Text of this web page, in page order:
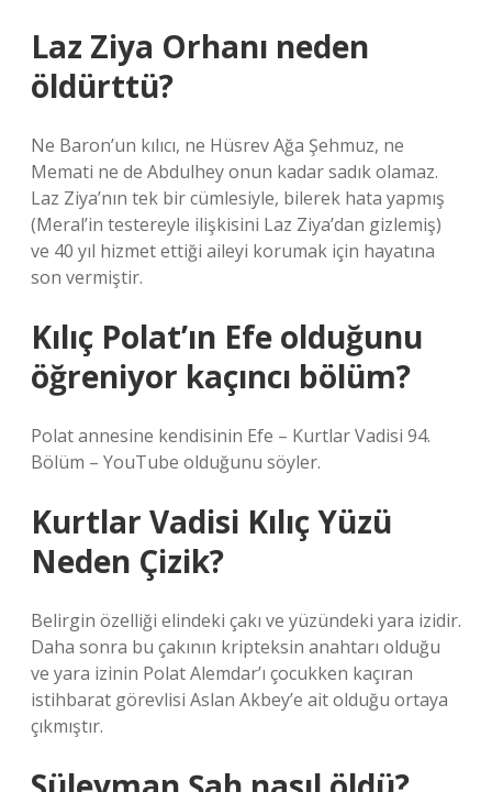
Laz Ziya Orhanı neden
öldürttü?
Ne Baron’un kılıcı, ne Hüsrev Ağa Şehmuz, ne
Memati ne de Abdulhey onun kadar sadık olamaz.
Laz Ziya’nın tek bir cümlesiyle, bilerek hata yapmış
(Meral’in testereyle ilişkisini Laz Ziya’dan gizlemiş)
ve 40 yıl hizmet ettiği aileyi korumak için hayatına
son vermiştir.
Kılıç Polat’ın Efe olduğunu
öğreniyor kaçıncı bölüm?
Polat annesine kendisinin Efe – Kurtlar Vadisi 94.
Bölüm – YouTube olduğunu söyler.
Kurtlar Vadisi Kılıç Yüzü
Neden Çizik?
Belirgin özelliği elindeki çakı ve yüzündeki yara izidir.
Daha sonra bu çakının kripteksin anahtarı olduğu
ve yara izinin Polat Alemdar’ı çocukken kaçıran
istihbarat görevlisi Aslan Akbey’e ait olduğu ortaya
çıkmıştır.